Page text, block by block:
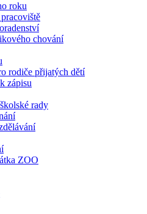
roku
chování
rodiče přijatých dětí
zápisu
rady
ZOO